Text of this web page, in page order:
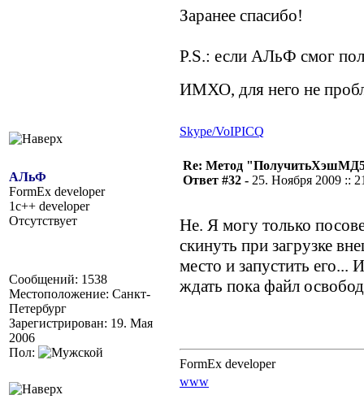
Заранее спасибо!
P.S.: если АЛьФ смог
ИМХО, для него не
Skype/VoIPICQ
АЛьФ
FormEx developer
1c++ developer
Отсутствует
Сообщений: 1538
Местоположение: Санкт-
Петербург
Зарегистрирован: 19. Мая
2006
Пол:
Re: Метод
Ответ #32 - 25. Ноября 2009 ::
Не. Я могу только
скинуть при загрузке
место и запустить
ждать пока файл
FormEx developer
www